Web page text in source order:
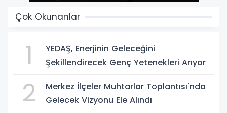
Çok Okunanlar
1
YEDAŞ, Enerjinin Geleceğini
Şekillendirecek Genç Yetenekleri Arıyor
2
Merkez İlçeler Muhtarlar Toplantısı'nda
Gelecek Vizyonu Ele Alındı